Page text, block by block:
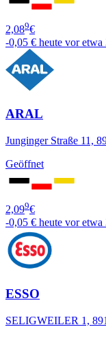
2,089€
-0,05 € heute vor etwa
ARAL
Junginger Straße 11,
Geöffnet
2,099€
-0,05 € heute vor etwa
ESSO
SELIGWEILER 1,